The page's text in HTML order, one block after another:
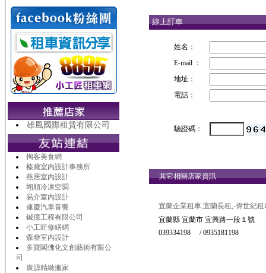
雄風國際租賃有限公司
掏客美食網
榛藏室內設計事務所
燕居室內設計
翊順冷凍空調
易介室內設計
連慶汽車音響
鋮億工程有限公司
小工匠修繕網
森叄室內設計
多寶閣佛化文創藝術有限公
司
廣源精緻搬家
線上訂車
姓名：
E-mail ：
地址：
電話：
驗證碼：
其它相關店家資訊
宜蘭企業租車,宜蘭長租,-偉世紀租
宜蘭縣 宜蘭市 宜興路一段１號
039334198 / 0935181198